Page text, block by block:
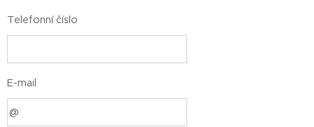
Telefonní číslo
E-mail